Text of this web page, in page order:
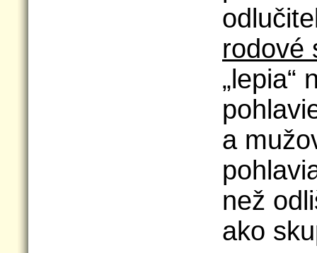
rodové
„lepia“
a
než
ako